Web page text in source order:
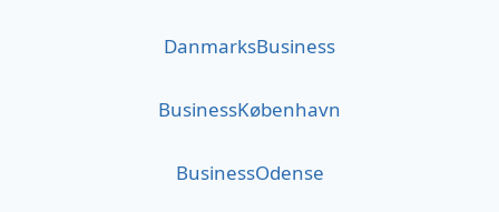
DanmarksBusiness
BusinessKøbenhavn
BusinessOdense